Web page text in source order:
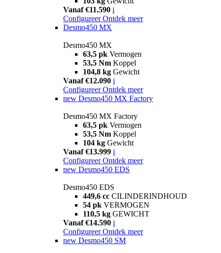
Vanaf €11.590 i
Configureer Ontdek meer
Desmo450 MX
Desmo450 MX
63,5 pk Vermogen
53,5 Nm Koppel
104,8 kg Gewicht
Vanaf €12.090 i
Configureer Ontdek meer
new Desmo450 MX Factory
Desmo450 MX Factory
63,5 pk Vermogen
53,5 Nm Koppel
104 kg Gewicht
Vanaf €13.999 i
Configureer Ontdek meer
new Desmo450 EDS
Desmo450 EDS
449,6 cc CILINDERINDHOUD
54 pk VERMOGEN
110,5 kg GEWICHT
Vanaf €14.590 i
Configureer Ontdek meer
new Desmo450 SM